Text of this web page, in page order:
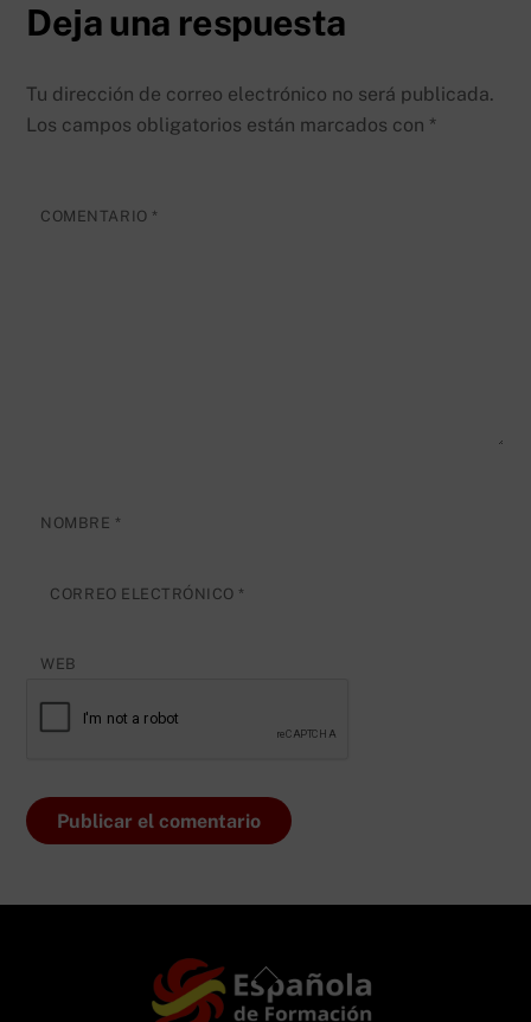
Deja una respuesta
Tu dirección de correo electrónico no será publicada.
Los campos obligatorios están marcados con *
COMENTARIO *
NOMBRE *
CORREO ELECTRÓNICO *
WEB
Back
To